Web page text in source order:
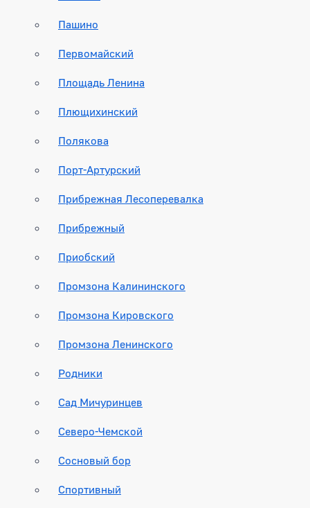
Пашино
Первомайский
Площадь Ленина
Плющихинский
Полякова
Порт-Артурский
Прибрежная Лесоперевалка
Прибрежный
Приобский
Промзона Калининского
Промзона Кировского
Промзона Ленинского
Родники
Сад Мичуринцев
Северо-Чемской
Сосновый бор
Спортивный